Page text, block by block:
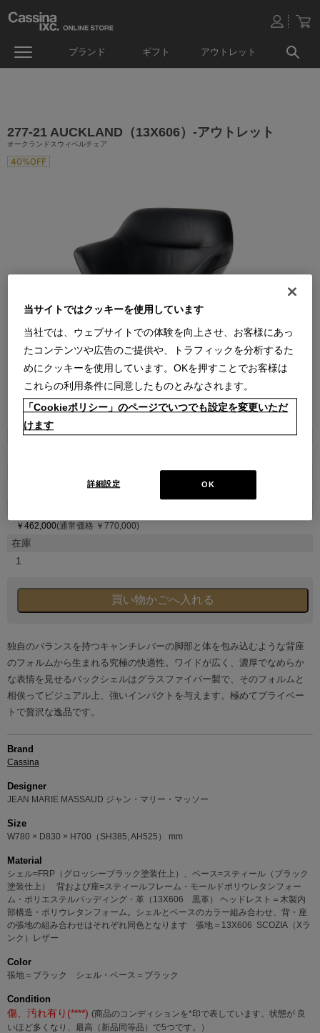
ブランド ギフト アウトレット
277-21 AUCKLAND（13X606）-アウトレット
オークランドスウィベルチェア
● ● ● ● ● ●
商品属性
B250407-1CA0277210000100X606-2
￥462,000(通常価格 ￥770,000)
在庫
1
独自のバランスを持つキャンチレバーの脚部と体を包み込むような背座
のフォルムから生まれる究極の快適性。ワイドが広く、濃厚でなめらか
な表情を見せるバックシェルはグラスファイバー製で、そのフォルムと
相俟ってビジュアル上、強いインパクトを与えます。極めてプライベー
トで贅沢な逸品です。
Brand
Cassina
Designer
JEAN MARIE MASSAUD ジャン・マリー・マッソー
Size
W780 × D830 × H700（SH385, AH525） mm
Material
シェル=FRP（グロッシーブラック塗装仕上）、ベース=スティール（ブラック
塗装仕上） 背および座=スティールフレーム・モールドポリウレタンフォー
ム・ポリエステルパッディング・革（13X606 黒革） ヘッドレスト＝木製内
部構造・ポリウレタンフォーム。シェルとベースのカラー組み合わせ、背・座
の張地の組み合わせはそれぞれ同色となります 張地＝13X606 SCOZIA（Xラ
ンク）レザー
Color
張地＝ブラック シェル・ベース＝ブラック
Condition
傷、汚れ有り(****) (商品のコンディションを*印で表しています。状態が 良
いほど多くなり、最高（新品同等品）で5つです。）
当サイトではクッキーを使用しています
当社では、ウェブサイトでの体験を向上させ、お客様にあっ
たコンテンツや広告のご提供や、トラフィックを分析するた
めにクッキーを使用しています。OKを押すことでお客様は
これらの利用条件に同意したものとみなされます。
「Cookieポリシー」のページでいつでも設定を変更いただ
けます
OK
詳細設定